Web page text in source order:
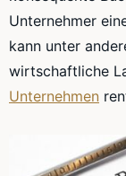
Unternehmer
kann unter
wirtschaftliche
Unternehmen